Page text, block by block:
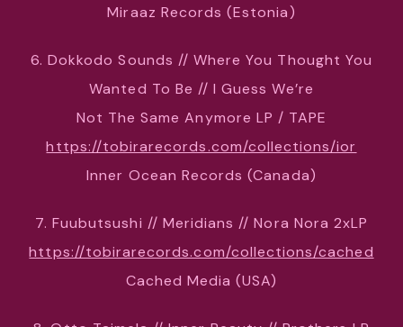
Miraaz Records (Estonia)
6. Dokkodo Sounds // Where You Thought You
Wanted To Be // I Guess We’re
Not The Same Anymore LP / TAPE
https://tobirarecords.com/collections/ior
Inner Ocean Records (Canada)
7. Fuubutsushi // Meridians // Nora Nora 2xLP
https://tobirarecords.com/collections/cached
Cached Media (USA)